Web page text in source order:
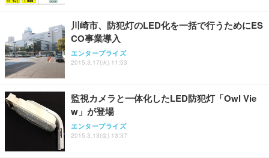
川崎市、防犯灯のLED化を一括で行うためにES
CO事業導入
エンタープライズ
2015.3.17(火) 11:53
監視カメラと一体化したLED防犯灯「Owl Vie
w」が登場
エンタープライズ
2015.3.13(金) 13:37